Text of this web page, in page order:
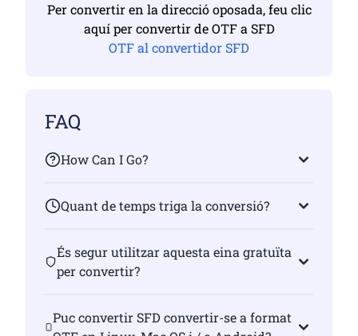
Per convertir en la direcció oposada, feu clic
aquí per convertir de OTF a SFD
OTF al convertidor SFD
FAQ
How Can I Go?
Quant de temps triga la conversió?
És segur utilitzar aquesta eina gratuïta
per convertir?
Puc convertir SFD convertir-se a format